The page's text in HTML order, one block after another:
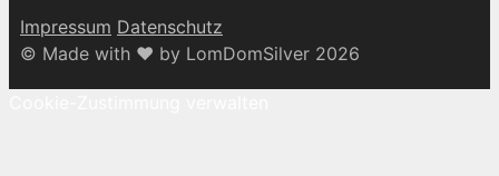
Impressum Datenschutz
© Made with ♥ by LomDomSilver 2026